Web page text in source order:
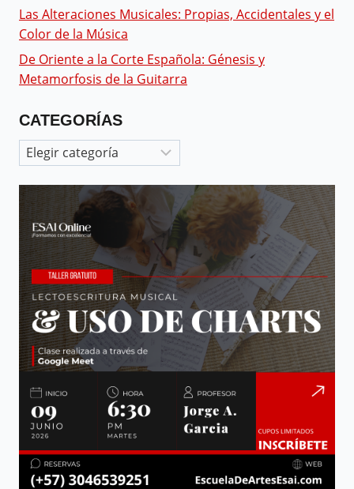
Las Alteraciones Musicales: Propias, Accidentales y el
Color de la Música
De Oriente a la Corte Española: Génesis y
Metamorfosis de la Guitarra
CATEGORÍAS